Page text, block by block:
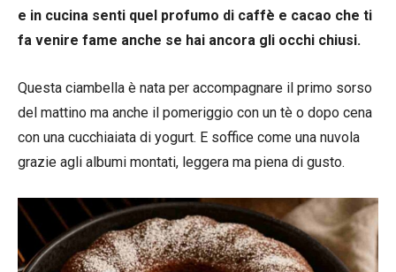
e in cucina senti quel profumo di caffè e cacao che ti
fa venire fame anche se hai ancora gli occhi chiusi.
Questa ciambella è nata per accompagnare il primo sorso
del mattino ma anche il pomeriggio con un tè o dopo cena
con una cucchiaiata di yogurt. E soffice come una nuvola
grazie agli albumi montati, leggera ma piena di gusto.